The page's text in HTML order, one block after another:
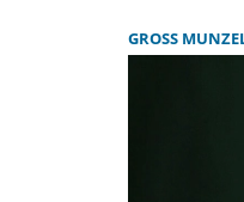
aus Seelze
GROSS